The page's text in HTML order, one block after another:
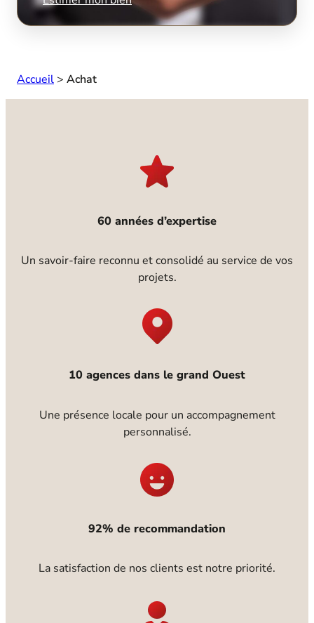
Accueil > Achat
60 années d’expertise
Un savoir-faire reconnu et consolidé au service de vos
projets.
10 agences dans le grand Ouest
Une présence locale pour un accompagnement
personnalisé.
92% de recommandation
La satisfaction de nos clients est notre priorité.